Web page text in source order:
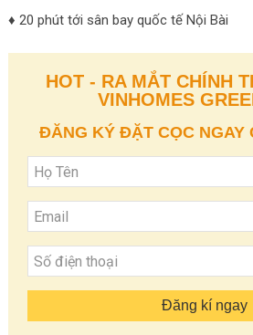
♦ 20 phút tới sân bay quốc tế Nội Bài
HOT - RA MẮT CHÍNH
VINHOMES
ĐĂNG KÝ ĐẶT CỌC NGAY
Đăng kí ngay